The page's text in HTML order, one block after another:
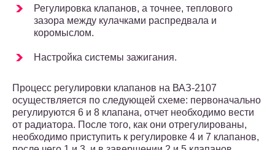
Регулировка клапанов, а точнее, теплового
зазора между кулачками распредвала и
коромыслом.
Настройка системы зажигания.
Процесс регулировки клапанов на ВАЗ-2107
осуществляется по следующей схеме: первоначально
регулируются 6 и 8 клапана, отчет необходимо вести
от радиатора. После того, как они отрегулированы,
необходимо приступить к регулировке 4 и 7 клапанов,